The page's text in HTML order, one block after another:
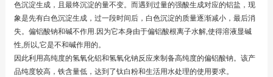
色沉淀生成，且最终沉淀的量不变。而遇到过量的强酸生成对应的铝盐，现
象是先有白色沉淀生成，过一段时间后，白色沉淀的质量逐渐减小，最后消
失。偏铝酸钠和碱不作用.因为它本身由于偏铝酸根离子水解,使得溶液显碱
性,所以,它是不和碱作用的。
因此利用高纯度的氢氧化铝和氢氧化钠反应来制备高纯度的偏铝酸钠。该产
品纯度较高，铁含量低，达到了钛白粉和生活用水处理的使用要求。